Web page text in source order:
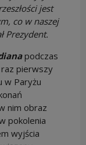
jest
co w naszej
Prezydent.
podczas
pierwszy
w Paryżu
nim obraz
pokolenia
wyjścia